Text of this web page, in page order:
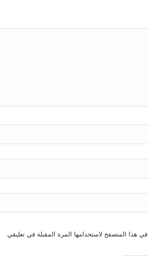
هذا المتصفح لاستخدامها المرة المقبلة في تعليقي.